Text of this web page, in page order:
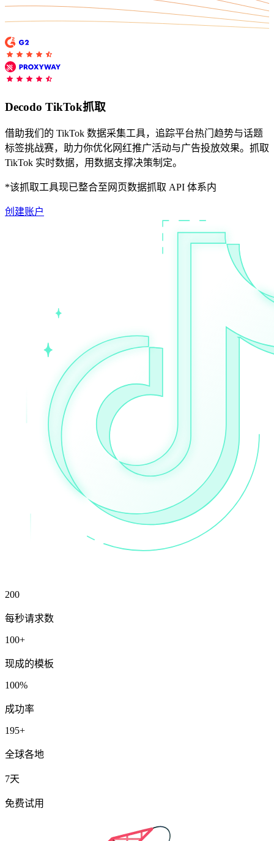
在您的项目中探索我们解决方案与第三方工具的高
级集成指南
联系我们的高级支持团队，与志同道合的用户互
动，并获取我们团队的最新动态。
GitHub
在您的项目中探索我们解决方案与第三方工具的高
级集成指南
Decodo TikTok抓取
借助我们的 TikTok 数据采集工具，追踪平台热门趋势与话题
标签挑战赛，助力你优化网红推广活动与广告投放效果。抓取
TikTok 实时数据，用数据支撑决策制定。
*该抓取工具现已整合至网页数据抓取 API 体系内
创建账户
200
每秒请求数
100+
现成的模板
100%
成功率
195+
全球各地
7天
免费试用